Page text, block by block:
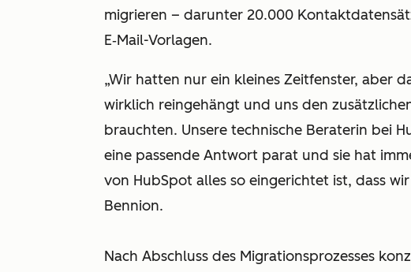
migrieren – darunter 20.000
E‑Mail-Vorlagen.
„Wir hatten nur ein kleines Zeitfenster, aber
wirklich reingehängt und uns den
brauchten. Unsere technische Beraterin bei
eine passende Antwort parat und sie hat
von HubSpot alles so eingerichtet ist, dass
Bennion.
Nach Abschluss des Migrationsprozesses